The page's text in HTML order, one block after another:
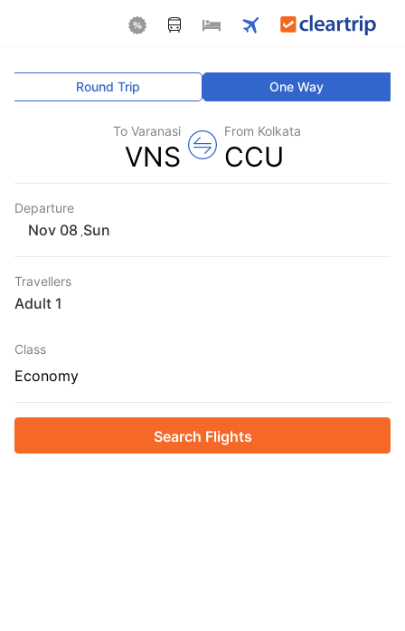
One Way
Round Trip
From Kolkata
CCU
To Varanasi
VNS
Departure
Sun
Travellers
1 Adult
Class
Economy